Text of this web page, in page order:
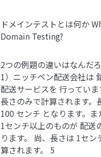
ドメインテストとは何か
Domain Testing?
2つの例題の違いはなんだ
1）ニッチペン配送会社は
配送サービスを 行ってい
長さのみで計算されます。
100 センチ となります。
1センチ以上のものが 配送
ります。 尚、長さは 1セン
算されます。 5